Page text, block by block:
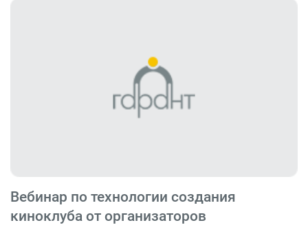
Вебинар по технологии создания
киноклуба от организаторов